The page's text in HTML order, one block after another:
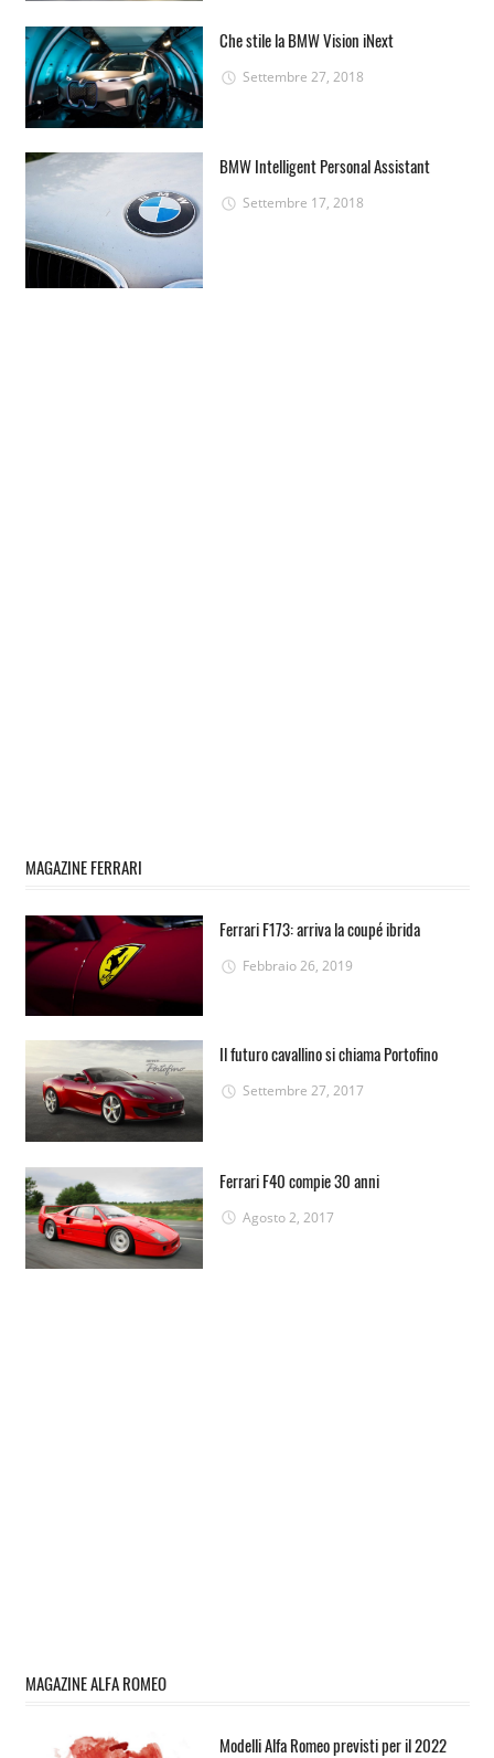
Che stile la BMW Vision iNext
Settembre 27, 2018
BMW Intelligent Personal Assistant
Settembre 17, 2018
MAGAZINE FERRARI
Ferrari F173: arriva la coupé ibrida
Febbraio 26, 2019
Il futuro cavallino si chiama Portofino
Settembre 27, 2017
Ferrari F40 compie 30 anni
Agosto 2, 2017
MAGAZINE ALFA ROMEO
Modelli Alfa Romeo previsti per il 2022